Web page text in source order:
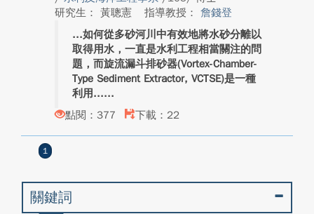
研究生： 黃聰憲
指導教授： 詹錢登
如何從多砂河川中有效地將水砂分離以
取得用水，一直是水利工程相當關注的問
題，而旋流漏斗排砂器(Vortex-Chamber-
Type Sediment Extractor, VCTSE)是一種
利用...
點閱：377
下載：22
1
關鍵詞